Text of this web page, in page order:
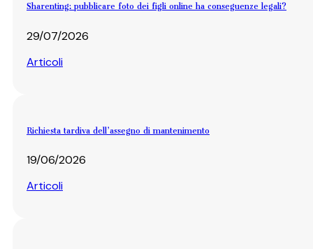
Sharenting: pubblicare foto dei figli online ha conseguenze legali?
29/07/2026
Articoli
Richiesta tardiva dell’assegno di mantenimento
19/06/2026
Articoli